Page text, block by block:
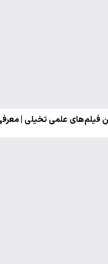
علمی تخیلی | معرفی ۲۰ شاهکار